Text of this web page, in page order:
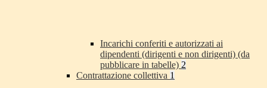
Incarichi conferiti e autorizzati ai
dipendenti (dirigenti e non dirigenti) (da
pubblicare in tabelle) 2
Contrattazione collettiva 1